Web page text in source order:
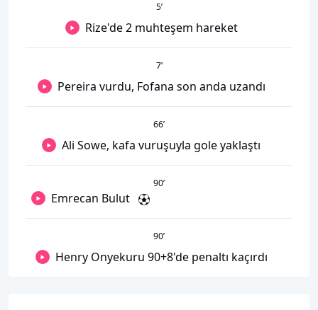
5’
Rize'de 2 muhteşem hareket
7’
Pereira vurdu, Fofana son anda uzandı
66’
Ali Sowe, kafa vuruşuyla gole yaklaştı
90’
Emrecan Bulut
90’
Henry Onyekuru 90+8'de penaltı kaçırdı